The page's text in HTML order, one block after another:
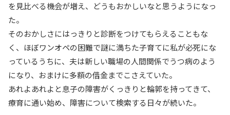
を見比べる機会が増え、どうもおかしいなと思うようになっ
た。
そのおかしさにはっきりと診断をつけてもらえることもな
く、ほぼワンオペの困難で謎に満ちた子育てに私が必死にな
っているうちに、夫は新しい職場の人間関係でうつ病のよう
になり、おまけに多額の借金までこさえていた。
あれよあれよと息子の障害がくっきりと輪郭を持ってきて、
療育に通い始め、障害について検索する日々が続いた。